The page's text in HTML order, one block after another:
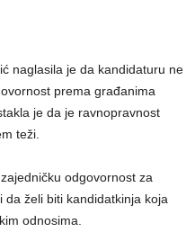
naglasila je da kandidaturu ne
prema građanima
je da je ravnopravnost
teži.
odgovornost za
da želi biti kandidatkinja koja
odnosima.